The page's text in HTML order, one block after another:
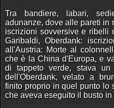
Tra bandiere, labari,
adunanze, dove alle pareti in
iscrizioni sovversive e ribelli
Garibaldi, Oberdank:
all'Austria: Morte al
che è la China d'Europa, e
di tappeto verde, stava
dell'Oberdank, velato a
finito proprio in quel punto lo
che aveva eseguito il busto